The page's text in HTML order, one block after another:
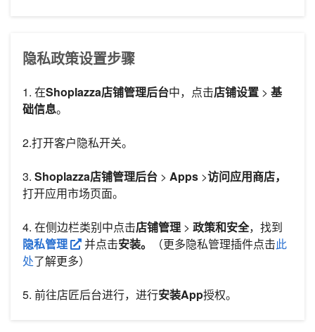
隐私政策设置步骤
1. 在Shoplazza店铺管理后台中，点击店铺设置 > 基
础信息。
2.打开客户隐私开关。
3. Shoplazza店铺管理后台 > Apps >访问应用商店，
打开应用市场页面。
4. 在侧边栏类别中点击店铺管理 > 政策和安全，找到
隐私管理
并点击安装。 （更多隐私管理插件点击此
处了解更多）
5. 前往店匠后台进行，进行安装App授权。